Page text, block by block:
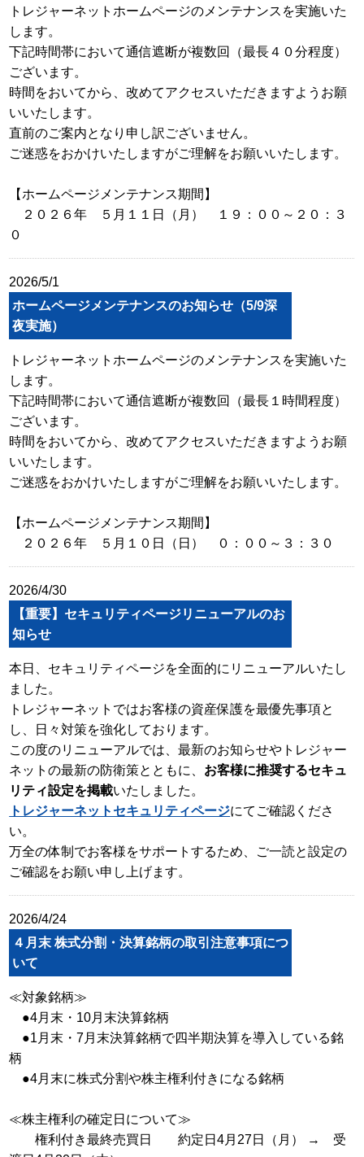
トレジャーネットホームページのメンテナンスを実施いた
します。
下記時間帯において通信遮断が複数回（最長４０分程度）
ございます。
時間をおいてから、改めてアクセスいただきますようお願
いいたします。
直前のご案内となり申し訳ございません。
ご迷惑をおかけいたしますがご理解をお願いいたします。
【ホームページメンテナンス期間】
２０２６年 ５月１１日（月） １９：００～２０：３
０
2026/5/1
ホームページメンテナンスのお知らせ（5/9深
夜実施）
トレジャーネットホームページのメンテナンスを実施いた
します。
下記時間帯において通信遮断が複数回（最長１時間程度）
ございます。
時間をおいてから、改めてアクセスいただきますようお願
いいたします。
ご迷惑をおかけいたしますがご理解をお願いいたします。
【ホームページメンテナンス期間】
２０２６年 ５月１０日（日） ０：００～３：３０
2026/4/30
【重要】セキュリティページリニューアルのお
知らせ
本日、セキュリティページを全面的にリニューアルいたし
ました。
トレジャーネットではお客様の資産保護を最優先事項と
し、日々対策を強化しております。
この度のリニューアルでは、最新のお知らせやトレジャー
ネットの最新の防衛策とともに、 お客様に推奨するセキュ
リティ設定を掲載いたしました。
トレジャーネットセキュリティページにてご確認くださ
い。
万全の体制でお客様をサポートするため、ご一読と設定の
ご確認をお願い申し上げます。
2026/4/24
４月末 株式分割・決算銘柄の取引注意事項につ
いて
≪対象銘柄≫
●4月末・10月末決算銘柄
●1月末・7月末決算銘柄で四半期決算を導入している銘
柄
●4月末に株式分割や株主権利付きになる銘柄
≪株主権利の確定日について≫
権利付き最終売買日 約定日4月27日（月） → 受